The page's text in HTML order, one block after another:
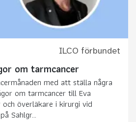
ILCO förbundet
om tarmcancer
med att ställa några
om tarmcancer till Eva
överläkare i kirurgi vid
Sahlgr...